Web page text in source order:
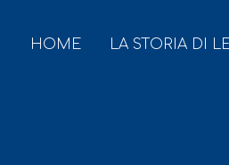
HOME LA STORIA DI